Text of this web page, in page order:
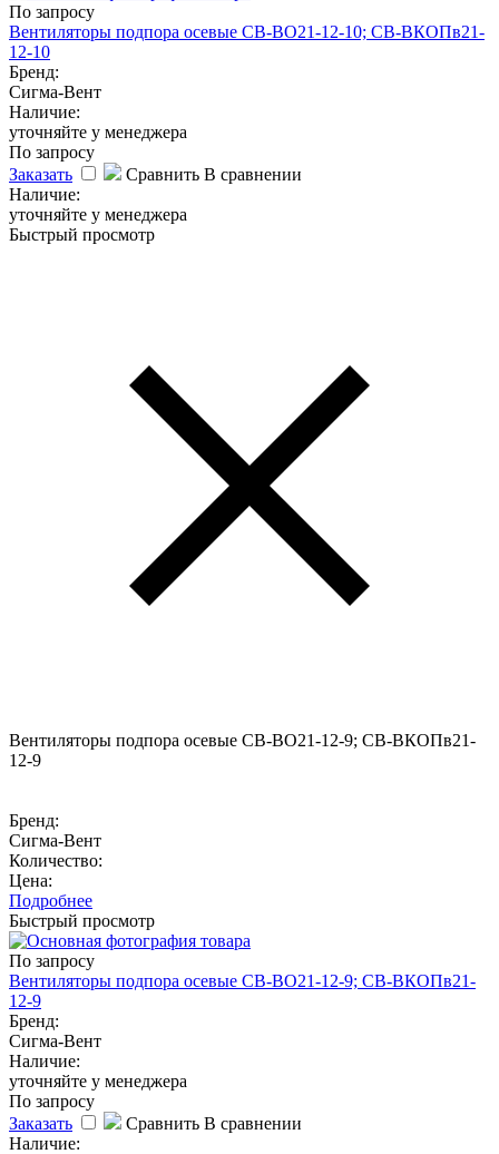
По запросу
Вентиляторы подпора осевые СВ-ВО21-12-10; СВ-ВКОПв21-
12-10
Бренд:
Сигма-Вент
Наличие:
уточняйте у менеджера
По запросу
Заказать
Сравнить В сравнении
Наличие:
уточняйте у менеджера
Быстрый просмотр
Вентиляторы подпора осевые СВ-ВО21-12-9; СВ-ВКОПв21-
12-9
Бренд:
Сигма-Вент
Количество:
Цена:
Подробнее
Быстрый просмотр
По запросу
Вентиляторы подпора осевые СВ-ВО21-12-9; СВ-ВКОПв21-
12-9
Бренд:
Сигма-Вент
Наличие:
уточняйте у менеджера
По запросу
Заказать
Сравнить В сравнении
Наличие: